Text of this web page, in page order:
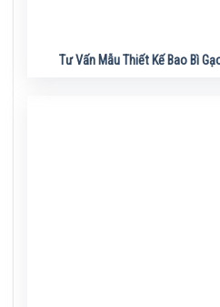
Tư Vấn Mẫu Thiết Kế Bao Bì